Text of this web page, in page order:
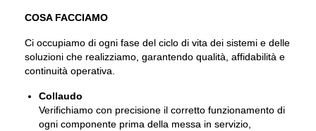
COSA FACCIAMO
Ci occupiamo di ogni fase del ciclo di vita dei sistemi e delle
soluzioni che realizziamo, garantendo qualità, affidabilità e
continuità operativa.
Collaudo
Verifichiamo con precisione il corretto funzionamento di
ogni componente prima della messa in servizio,